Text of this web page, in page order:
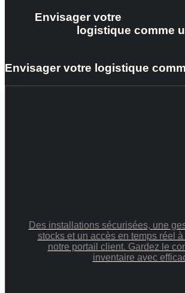
Envisager votre
logistique comme
Envisager votre logistique
Des installations sécurisées, une
stocks et un accès en temps réel
notre portail client. Gardez le
inventaire avec